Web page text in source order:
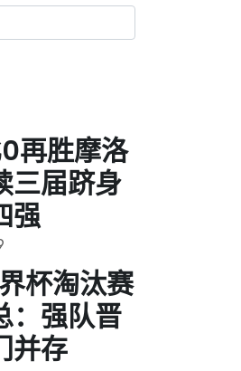
再胜摩洛
三届跻身
强
杯淘汰赛
：强队晋
并存